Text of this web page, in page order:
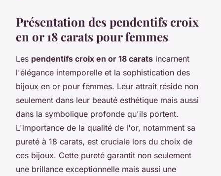
Présentation des pendentifs croix
en or 18 carats pour femmes
Les pendentifs croix en or 18 carats incarnent
l'élégance intemporelle et la sophistication des
bijoux en or pour femmes. Leur attrait réside non
seulement dans leur beauté esthétique mais aussi
dans la symbolique profonde qu'ils portent.
L'importance de la qualité de l'or, notamment sa
pureté à 18 carats, est cruciale lors du choix de
ces bijoux. Cette pureté garantit non seulement
une brillance exceptionnelle mais aussi une